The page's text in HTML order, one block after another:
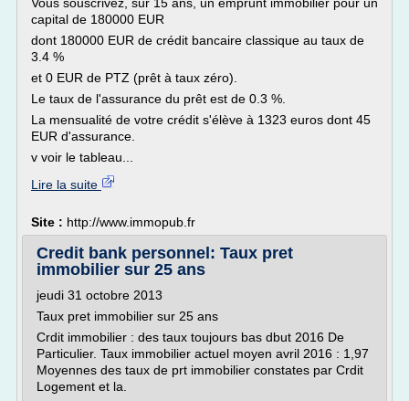
capital de 180000 EUR
dont 180000 EUR de crédit bancaire classique au taux de
3.4 %
et 0 EUR de PTZ (prêt à taux zéro).
Le taux de l'assurance du prêt est de 0.3 %.
La mensualité de votre crédit s'élève à 1323 euros dont 45
EUR d'assurance.
v voir le tableau...
Lire la suite
Site : http://www.immopub.fr
Credit bank personnel: Taux pret
immobilier sur 25 ans
jeudi 31 octobre 2013
Taux pret immobilier sur 25 ans
Crdit immobilier : des taux toujours bas dbut 2016 De
Particulier. Taux immobilier actuel moyen avril 2016 : 1,97
Moyennes des taux de prt immobilier constates par Crdit
Logement et la.